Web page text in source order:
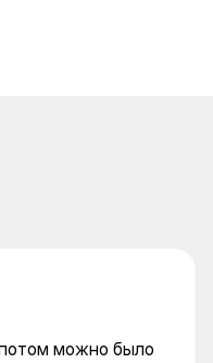
фитнеса
можно было